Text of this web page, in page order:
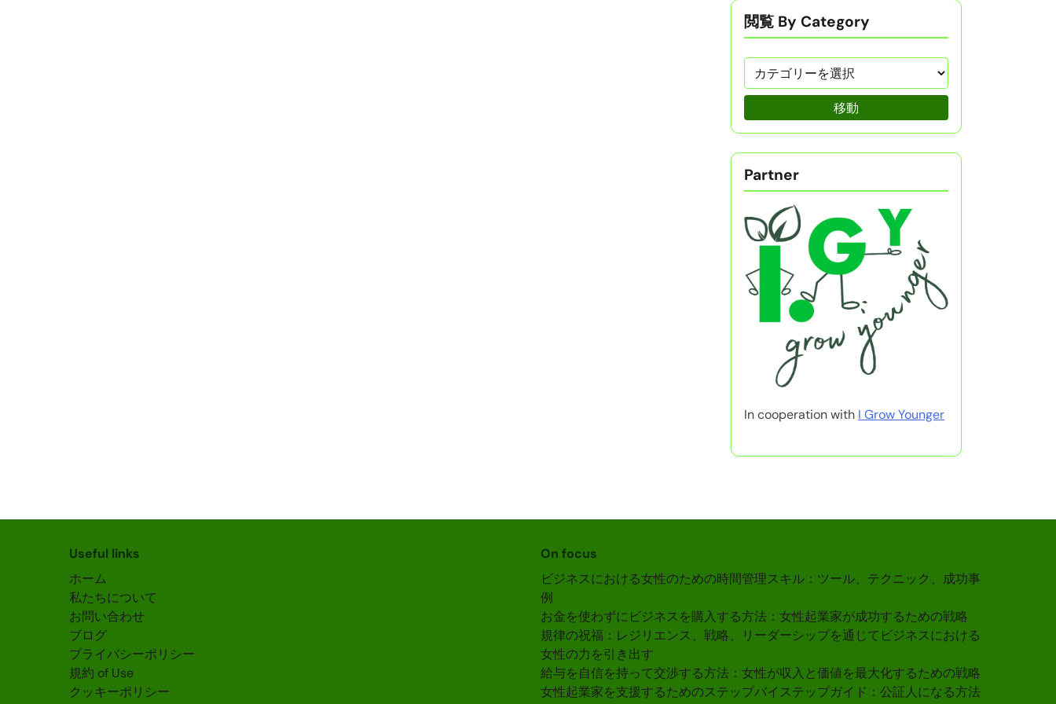
閲覧 By Category
移動
Partner
In cooperation with I Grow Younger
Useful links
ホーム
私たちについて
お問い合わせ
ブログ
プライバシーポリシー
規約 of Use
クッキーポリシー
On focus
ビジネスにおける女性のための時間管理スキル：ツール、テクニック、成功事
例
お金を使わずにビジネスを購入する方法：女性起業家が成功するための戦略
規律の祝福：レジリエンス、戦略、リーダーシップを通じてビジネスにおける
女性の力を引き出す
給与を自信を持って交渉する方法：女性が収入と価値を最大化するための戦略
女性起業家を支援するためのステップバイステップガイド：公証人になる方法